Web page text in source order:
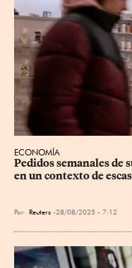
ECONOMÍA
Pedidos semanales de
en un contexto de
Por Reuters 28/08/2025 - 7:12